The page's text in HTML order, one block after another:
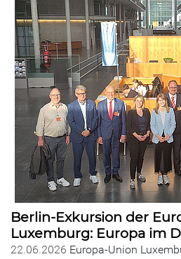
Berlin-Exkursion der
Luxemburg: Europa im
22.06.2026 Europa-Union